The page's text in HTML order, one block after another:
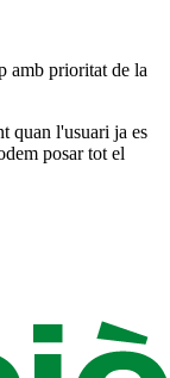
amb prioritat de la
quan l'usuari ja es
posar tot el